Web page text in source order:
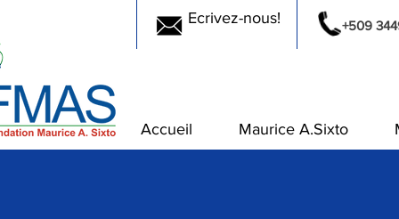
Accueil Maurice A.Sixto
+509
Ecrivez-nous!